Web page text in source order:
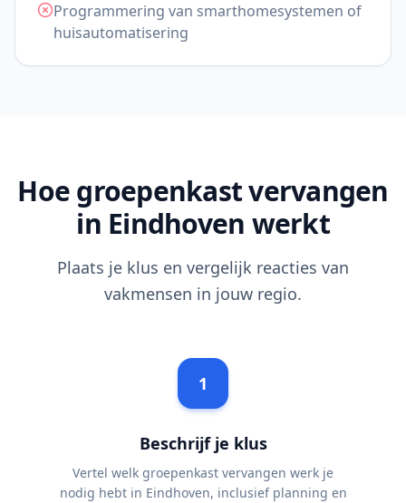
Programmering van smarthomesystemen of
huisautomatisering
Hoe groepenkast vervangen
in Eindhoven werkt
Plaats je klus en vergelijk reacties van
vakmensen in jouw regio.
1
Beschrijf je klus
Vertel welk groepenkast vervangen werk je
nodig hebt in Eindhoven, inclusief planning en